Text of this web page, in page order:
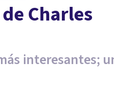
Charles
interesantes;